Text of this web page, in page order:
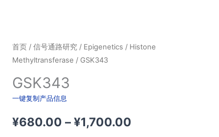
首页/ 信号通路研究/ Epigenetics / Histone
Methyltransferase / GSK343
GSK343
一键复制产品信息
¥680.00 – ¥1,700.00价